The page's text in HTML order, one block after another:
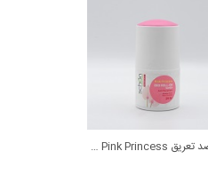
رول ضد تعریق Pink Princess شون